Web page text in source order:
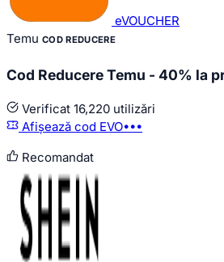
eVOUCHER
Temu COD REDUCERE
Cod Reducere Temu - 40% la
Verificat 16,220 utilizări
Afișează cod EVO•••
Recomandat